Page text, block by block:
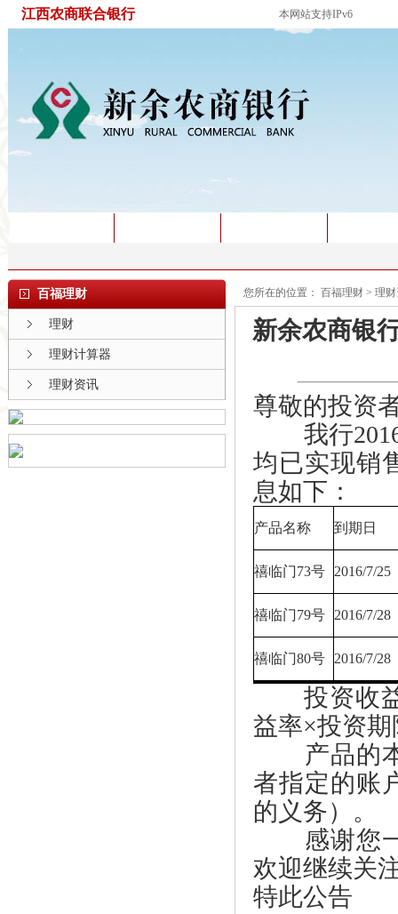
江西农商联合银行 本网站支持IPv6
百福理财
理财
理财计算器
理财资讯
您所在的位置： 百福理财 > 理
新余农商银
尊敬的投资
我行2016
均已实现销
息如下：
产品名称 到期日
禧临门73号 2016/7/25
禧临门79号 2016/7/28
禧临门80号 2016/7/28
投资收益
益率×投资
产品的本
者指定的账
的义务）。
感谢您一
欢迎继续关
特此公告